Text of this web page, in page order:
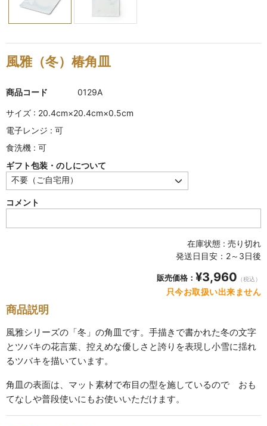
デルフト伊万里シリーズ
FUGA
いちごシリーズ
STRAWBERRY
錆ネズシリーズ
SABINEZU
IVYFLORETS
ペンダントルーペ
カテゴリ別
風雅（冬）椿角皿
商品コード 0129A
サイズ : 20.4cm×20.4cm×0.5cm
電子レンジ : 可
食洗機 : 可
ギフト包装・のしについて
コメント
在庫状態 : 売り切れ
発送日目安：2～3日後
販売価格： ¥3,960 （税込）
只今お取扱い出来ません
商品説明
風雅シリーズの「冬」の角皿です。手描きで書かれた冬の文字
とツバキの花言葉、控えめな優しさと誇りを表現し小雪に揺れ
るツバキを描いています。
角皿の表面は、マット素材で布目の型を施しているので おも
てなしや普段使いにもお使いいただけます。